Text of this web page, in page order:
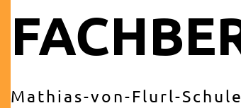
Mathias-von-Flurl-